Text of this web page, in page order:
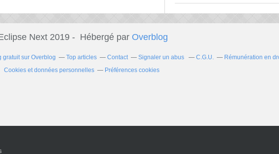
Next 2019 - Hébergé par Overblog
gratuit sur Overblog Top articles Contact Signaler un abus C.G.U. Rémunération en
Cookies et données personnelles
Préférences cookies